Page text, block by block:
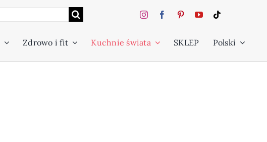
Zdrowo i fit Kuchnie świata SKLEP Polski